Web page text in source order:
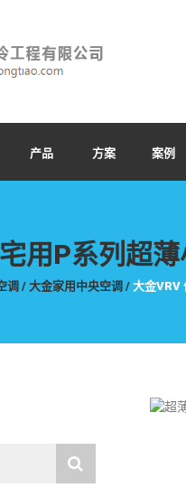
产品 方案 案例
用P系列超
调 / 大金家用中央空调 / 大金VRV